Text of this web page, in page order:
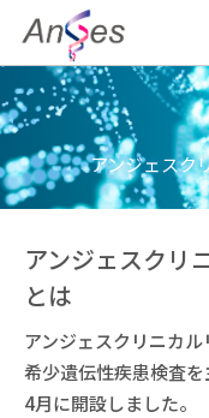
アンジェスク
アンジェスクリ
とは
アンジェスクリニカル
希少遺伝性疾患検査
4月に開設しました。